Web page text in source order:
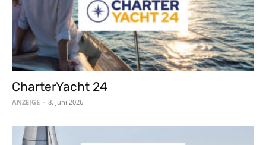
CharterYacht 24
ANZEIGE - 8. Juni 2026